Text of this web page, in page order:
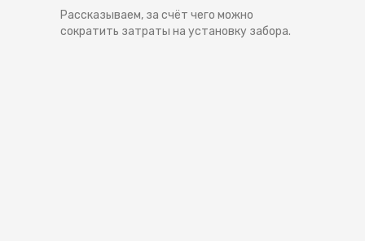
Рассказываем, за счёт чего можно
сократить затраты на установку забора.